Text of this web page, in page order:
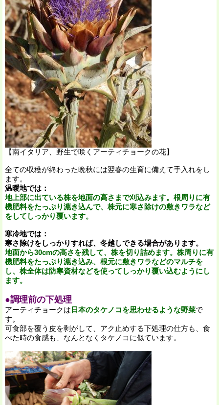
【南イタリア、野生で咲くアーティチョークの花】
全ての収穫が終わった晩秋には翌春の生育に備えて手入れをし
ます。
温暖地では：
地上部に出ている株を地面の高さまで刈込みます。根周りに有
機肥料をたっぷり漉き込んで、株元に寒さ除けの敷きワラなど
をしてしっかり覆います。
寒冷地では：
寒さ除けをしっかりすれば、冬越しできる場合があります。
地面から30cmの高さを残して、株を切り詰めます。株周りに有
機肥料をたっぷり漉き込み、根元に敷きワラなどのマルチを
し、株全体は防寒資材などを使ってしっかり覆い込むようにし
ます。
●調理前の下処理
アーティチョークは 日本のタケノコを思わせるような野菜で
す。
可食部を覆う皮を剥がして、アク止めする下処理の仕方も、食
べた時の食感も、なんとなくタケノコに似ています。